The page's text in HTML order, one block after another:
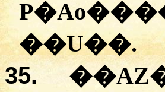
��U��.
35.